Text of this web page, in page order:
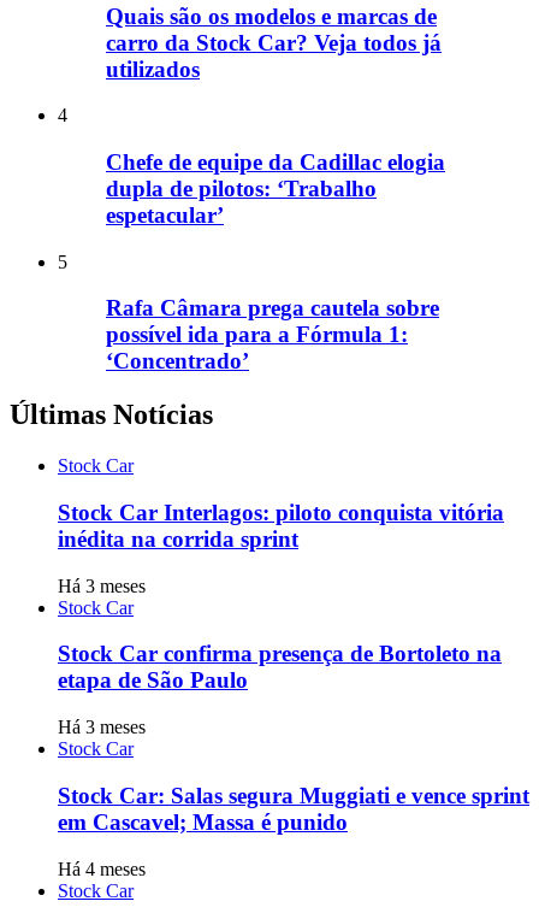
Quais são os modelos e marcas de
carro da Stock Car? Veja todos já
utilizados
4
Chefe de equipe da Cadillac elogia
dupla de pilotos: ‘Trabalho
espetacular’
5
Rafa Câmara prega cautela sobre
possível ida para a Fórmula 1:
‘Concentrado’
Últimas Notícias
Stock Car
Stock Car Interlagos: piloto conquista vitória
inédita na corrida sprint
Há 3 meses
Stock Car
Stock Car confirma presença de Bortoleto na
etapa de São Paulo
Há 3 meses
Stock Car
Stock Car: Salas segura Muggiati e vence sprint
em Cascavel; Massa é punido
Há 4 meses
Stock Car